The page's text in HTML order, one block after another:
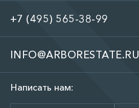
+7 (495) 565-38-99
INFO@ARBORESTATE.RU
Написать нам: